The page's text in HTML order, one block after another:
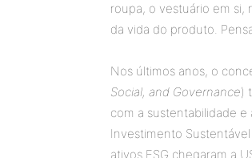
roupa, o vestuário em
da vida do produto.
Nos últimos anos, o
Social, and Governance)
com a sustentabilidade e
Investimento Sustentável
ativos ESG chegaram a